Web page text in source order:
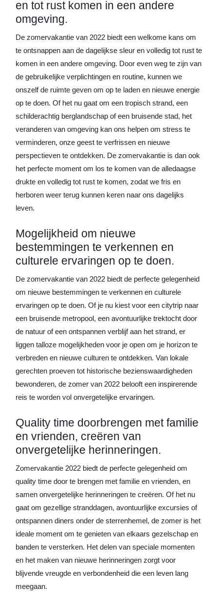
en tot rust komen in een andere
omgeving.
De zomervakantie van 2022 biedt een welkome kans om
te ontsnappen aan de dagelijkse sleur en volledig tot rust te
komen in een andere omgeving. Door even weg te zijn van
de gebruikelijke verplichtingen en routine, kunnen we
onszelf de ruimte geven om op te laden en nieuwe energie
op te doen. Of het nu gaat om een tropisch strand, een
schilderachtig berglandschap of een bruisende stad, het
veranderen van omgeving kan ons helpen om stress te
verminderen, onze geest te verfrissen en nieuwe
perspectieven te ontdekken. De zomervakantie is dan ook
het perfecte moment om los te komen van de alledaagse
drukte en volledig tot rust te komen, zodat we fris en
herboren weer terug kunnen keren naar ons dagelijks
leven.
Mogelijkheid om nieuwe
bestemmingen te verkennen en
culturele ervaringen op te doen.
De zomervakantie van 2022 biedt de perfecte gelegenheid
om nieuwe bestemmingen te verkennen en culturele
ervaringen op te doen. Of je nu kiest voor een citytrip naar
een bruisende metropool, een avontuurlijke trektocht door
de natuur of een ontspannen verblijf aan het strand, er
liggen talloze mogelijkheden voor je open om je horizon te
verbreden en nieuwe culturen te ontdekken. Van lokale
gerechten proeven tot historische bezienswaardigheden
bewonderen, de zomer van 2022 belooft een inspirerende
reis te worden vol onvergetelijke ervaringen.
Quality time doorbrengen met familie
en vrienden, creëren van
onvergetelijke herinneringen.
Zomervakantie 2022 biedt de perfecte gelegenheid om
quality time door te brengen met familie en vrienden, en
samen onvergetelijke herinneringen te creëren. Of het nu
gaat om gezellige stranddagen, avontuurlijke excursies of
ontspannen diners onder de sterrenhemel, de zomer is het
ideale moment om te genieten van elkaars gezelschap en
banden te versterken. Het delen van speciale momenten
en het maken van nieuwe herinneringen zorgt voor
blijvende vreugde en verbondenheid die een leven lang
meegaan.